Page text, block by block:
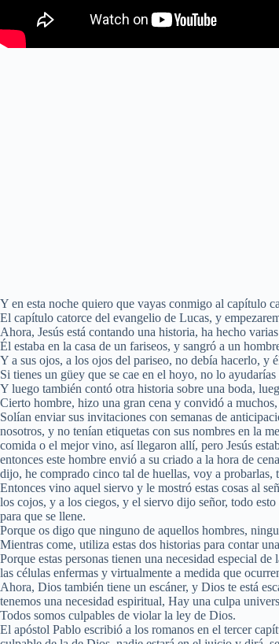
Y en esta noche quiero que vayas conmigo al capítulo
El capítulo catorce del evangelio de Lucas, y
Ahora, Jesús está contando una historia, ha hecho
Él estaba en la casa de un fariseos, y sangró a un
Y a sus ojos, a los ojos del pariseo, no debía hacerlo, y
Si tienes un güey que se cae en el hoyo, no lo
Y luego también contó otra historia sobre una boda,
Cierto hombre, hizo una gran cena y convidó a
Solían enviar sus invitaciones con semanas de
nosotros, y no tenían etiquetas con sus nombres en la
comida o el mejor vino, así llegaron allí, pero Jesús
entonces este hombre envió a su criado a la hora de
dijo, he comprado cinco tal de huellas, voy a
Entonces vino aquel siervo y le mostró estas cosas al
los cojos, y a los ciegos, y el siervo dijo señor, todo
para que se llene.
Porque os digo que ninguno de aquellos hombres,
Mientras come, utiliza estas dos historias para contar
Porque estas personas tienen una necesidad especial
las células enfermas y virtualmente a medida que
Ahora, Dios también tiene un escáner, y Dios te está
tenemos una necesidad espiritual, Hay una culpa
Todos somos culpables de violar la ley de Dios.
El apóstol Pablo escribió a los romanos en el tercer